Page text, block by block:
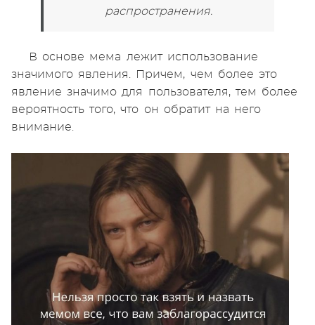
распространения.
В основе мема лежит использование
значимого явления. Причем, чем более это
явление значимо для пользователя, тем более
вероятность того, что он обратит на него
внимание.